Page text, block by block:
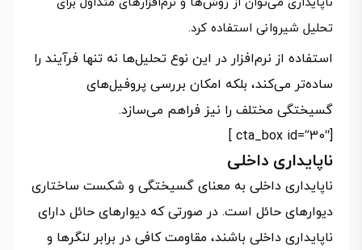
تحلیل شیروانی استفاده کرد.
استفاده از نرم‌افزار در این نوع تحلیل‌ها نه تنها فرآیند را
ساده‌تر می‌کند، بلکه امکان بررسی پروفیل‌های
گسیختگی مختلف را نیز فراهم می‌سازد.
[cta_box id=”30″ ]
ناپایداری داخلی
ناپایداری داخلی به معنای گسیختگی و شکست ساختاری
دیوارهای حائل است. در صورتی که دیوارهای حائل دارای
ناپایداری داخلی باشند، مقاومت کافی در برابر لنگرها و